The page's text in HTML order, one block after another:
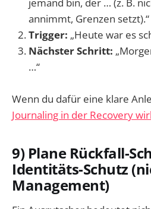
annimmt, Grenzen setzt).“
Trigger: „Heute war es
Nächster Schritt:
…“
Wenn du dafür eine klare
Journaling in der Recovery
9) Plane Rückfall-
Identitäts-Schutz
Management)